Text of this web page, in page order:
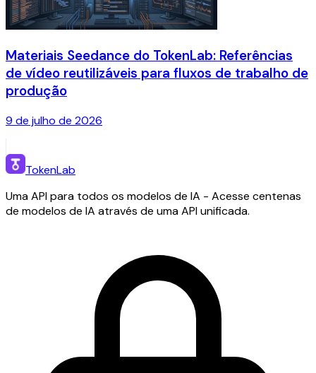
Materiais Seedance do TokenLab: Referências
de vídeo reutilizáveis para fluxos de trabalho de
produção
9 de julho de 2026
TokenLab
Uma API para todos os modelos de IA - Acesse centenas
de modelos de IA através de uma API unificada.